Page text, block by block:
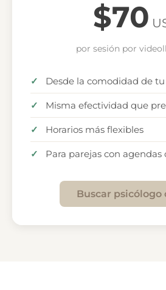
$70
por sesión por
Desde la comodidad de
Misma efectividad que
Horarios más flexibles
Para parejas con agendas
Buscar psicólogo